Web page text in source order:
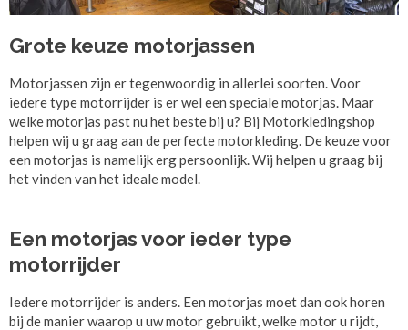
Grote keuze motorjassen
Motorjassen zijn er tegenwoordig in allerlei soorten. Voor
iedere type motorrijder is er wel een speciale motorjas. Maar
welke motorjas past nu het beste bij u? Bij Motorkledingshop
helpen wij u graag aan de perfecte motorkleding. De keuze voor
een motorjas is namelijk erg persoonlijk. Wij helpen u graag bij
het vinden van het ideale model.
Een motorjas voor ieder type
motorrijder
Iedere motorrijder is anders. Een motorjas moet dan ook horen
bij de manier waarop u uw motor gebruikt, welke motor u rijdt,